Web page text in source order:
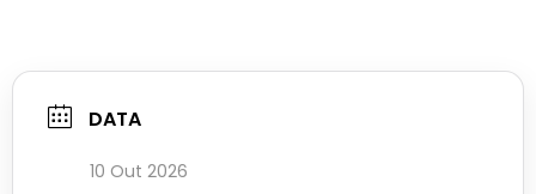
DATA
10 Out 2026